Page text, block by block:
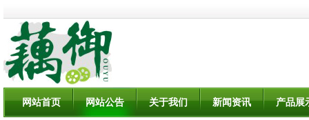
网站首页 网站公告 关于我们 新闻资讯 产品展